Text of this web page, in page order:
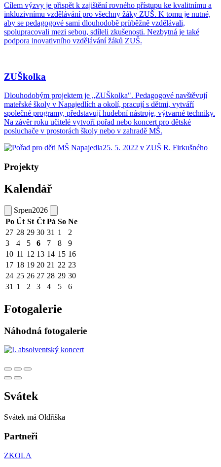
Cílem výzvy je přispět k zajištění rovného přístupu ke kvalitnímu a
inkluzivnímu vzdělávání pro všechny žáky ZUŠ. K tomu je nutné,
aby se pedagogové sami dlouhodobě průběžně vzdělávali,
spolupracovali mezi sebou, sdíleli zkušenosti. Nezbytná je také
podpora inovativního vzdělávání žáků ZUŠ.
ZUŠkolka
Dlouhodobým projektem je „ZUŠkolka". Pedagogové navštěvují
mateřské školy v Napajedlích a okolí, pracují s dětmi, vytváří
společné programy, představují hudební nástroje, výtvarné techniky.
Na závěr roku učitelé vytvoří pořad nebo koncert pro dětské
posluchače v prostorách školy nebo v zahradě MŠ.
Projekty
Kalendář
Srpen2026
Po Út St Čt Pá So Ne
27 28 29 30 31 1
2
3
4 5 6 7 8
9
10 11 12 13 14 15 16
17 18 19 20 21 22 23
24 25 26 27 28 29 30
31 1 2 3 4 5 6
Fotogalerie
Náhodná fotogalerie
Svátek
Svátek má Oldřiška
Partneři
ZKOLA